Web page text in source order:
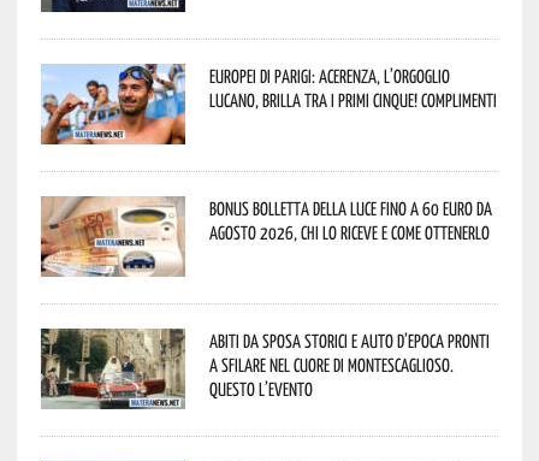
Europei di Parigi: Acerenza, l’orgoglio
lucano, brilla tra i primi cinque! Complimenti
Bonus bolletta della luce fino a 60 euro da
agosto 2026, chi lo riceve e come ottenerlo
Abiti da sposa storici e auto d’epoca pronti
a sfilare nel cuore di Montescaglioso.
Questo l’evento